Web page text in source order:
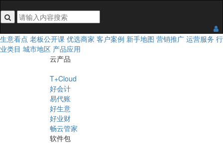
生意看点 老板公开课 优选商家 客户案例 新手地图 营销推广 运营服务 行
业类目 城市地区 产品应用
云产品
T+Cloud
好会计
易代账
好生意
好业财
畅云管家
软件包